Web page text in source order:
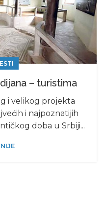
– turistima
i velikog projekta
i najpoznatijih
doba u Srbiji...